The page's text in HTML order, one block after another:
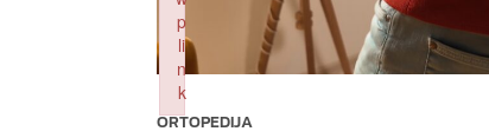
ORTOPEDIJA
p
li
n
k
Failed to initialize plugin: wplink